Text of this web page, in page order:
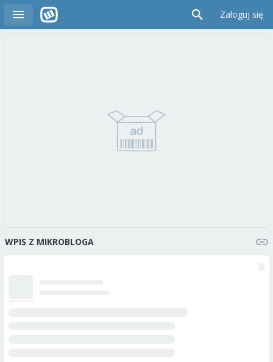
Zaloguj się
WPIS Z MIKROBLOGA